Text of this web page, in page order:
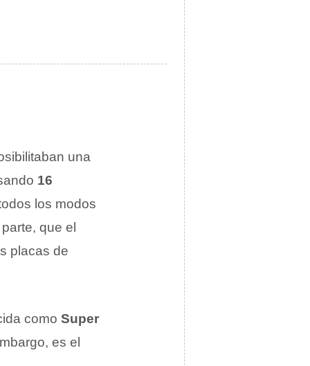
una
16
los modos
que el
placas de
como Super
es el